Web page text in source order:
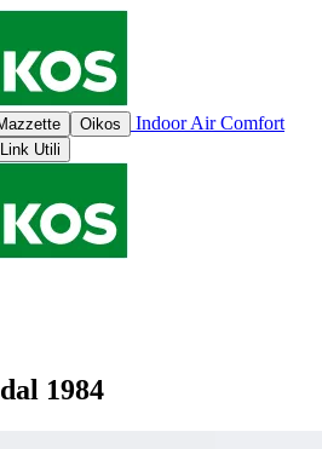
Oikos
Indoor Air Comfort
Link Utili
1984